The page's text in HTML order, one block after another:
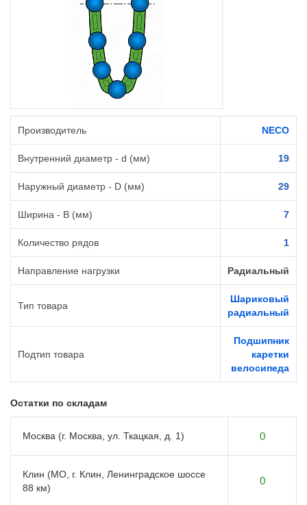
Производитель NECO
Внутренний диаметр - d (мм) 19
Наружный диаметр - D (мм) 29
Ширина - B (мм) 7
Количество рядов 1
Направление нагрузки Радиальный
Тип товара
Шариковый
радиальный
Подтип товара
Подшипник
каретки
велосипеда
Остатки по складам
Москва (г. Москва, ул. Ткацкая, д. 1) 0
Клин (МО, г. Клин, Ленинградское шоссе
88 км)
0